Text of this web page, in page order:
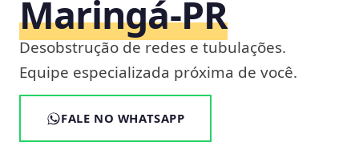
Maringá‑PR
Desobstrução de redes e tubulações.
Equipe especializada próxima de você.
FALE NO WHATSAPP